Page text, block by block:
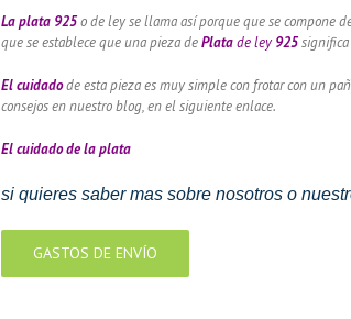
La plata 925o de ley se llama así porque que se compone
que se establece que una pieza dePlatade ley925
El cuidadode esta pieza es muy simple con frotar con un
consejos en nuestro blog, en el siguiente enlace.
El cuidado dela plata
si quieres saber mas sobre nosotros o
GASTOS DE ENVÍO